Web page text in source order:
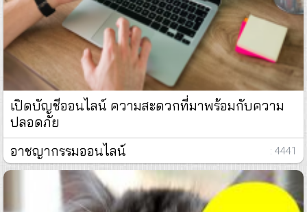
เปิดบัญชีออนไลน์ ความสะดวกที่มาพร้อมกับความ
ปลอดภัย
อาชญากรรมออนไลน์
: 4441